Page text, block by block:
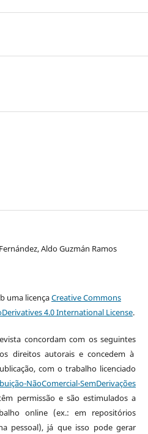
Aldo Guzmán Ramos
uma licençaCreative Commons
4.0 International License.
concordam com os seguintes
direitos autorais e concedem à
com o trabalho licenciado
NãoComercial-SemDerivações
permissão e são estimulados a
online (ex.: em repositórios
pessoal), já que isso pode gerar